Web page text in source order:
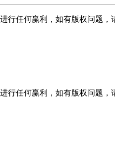
行任何赢利，如有版权问题
行任何赢利，如有版权问题，